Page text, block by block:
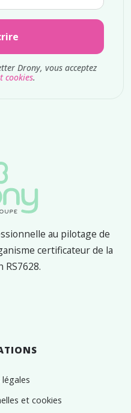
Drony, vous acceptez
cookies.
au pilotage de
certificateur de la
RS7628.
et cookies